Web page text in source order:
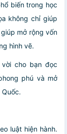
biến trong học
không chỉ giúp
mở rộng vốn
hình vẽ.
cho bạn đọc
phú và mở
luật hiện hành.